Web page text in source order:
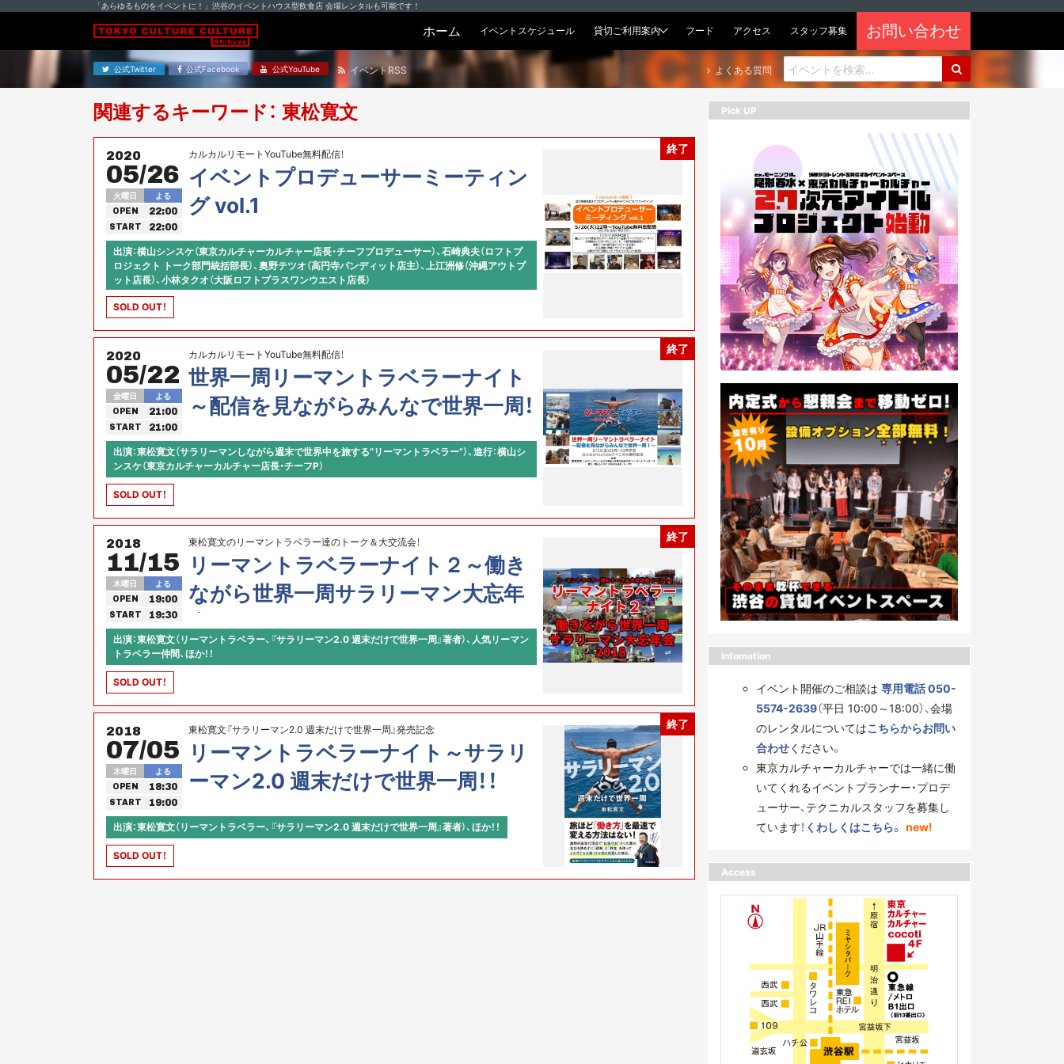
「あらゆるものをイベントに！」渋谷のイベントハウス型飲食店 会場レンタルも可能です！
ホーム イベントスケジュール 貸切ご利用案内 フード アクセス スタッフ募集 お問い合わせ
公式Twitter 公式Facebook 公式YouTube イベントRSS よくある質問
関連するキーワード： 東松寛文
終了
2020
05/26
火曜日 よる
OPEN 22:00
START 22:00
カルカルリモートYouTube無料配信！
イベントプロデューサーミーティン
グ vol.1
出演：横山シンスケ（東京カルチャーカルチャー店長・チーフプロデューサー）、石崎典夫（ロフトプ
ロジェクト トーク部門統括部長）、奥野テツオ（高円寺パンディット店主）、上江洲修（沖縄アウトプ
ット店長）、小林タクオ（大阪ロフトプラスワンウエスト店長）
SOLD OUT！
終了
2020
05/22
金曜日 よる
OPEN 21:00
START 21:00
カルカルリモートYouTube無料配信！
世界一周リーマントラベラーナイト
～配信を見ながらみんなで世界一周！
出演：東松寛文（サラリーマンしながら週末で世界中を旅する“リーマントラベラー”）、進行：横山シ
ンスケ（東京カルチャーカルチャー店長・チーフP）
SOLD OUT！
終了
2018
11/15
木曜日 よる
OPEN 19:00
START 19:30
東松寛文のリーマントラベラー達のトーク＆大交流会！
リーマントラベラーナイト２～働き
ながら世界一周サラリーマン大忘年
出演：東松寛文（リーマントラベラー、『サラリーマン2.0 週末だけで世界一周』著者）、人気リーマン
トラベラー仲間、ほか！！
SOLD OUT！
終了
2018
07/05
木曜日 よる
OPEN 18:30
START 19:00
東松寛文『サラリーマン2.0 週末だけで世界一周』発売記念
リーマントラベラーナイト～サラリ
ーマン2.0 週末だけで世界一周！！
出演：東松寛文（リーマントラベラー、『サラリーマン2.0 週末だけで世界一周』著者）、ほか！！
SOLD OUT！
Pick UP
Infomation
イベント開催のご相談は 専用電話 050-
5574-2639（平日 10:00～18:00）、会場
のレンタルについてはこちらからお問い
合わせください。
東京カルチャーカルチャーでは一緒に働
いてくれるイベントプランナー・プロデ
ューサー、テクニカルスタッフを募集し
ています！ くわしくはこちら。 new!
Access